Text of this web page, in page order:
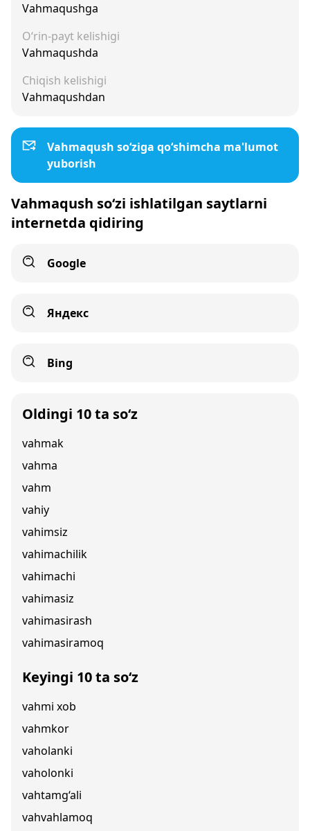
Vahmaqushga
O‘rin-payt kelishigi
Vahmaqushda
Chiqish kelishigi
Vahmaqushdan
Vahmaqush so‘ziga qo‘shimcha ma'lumot
yuborish
Vahmaqush so‘zi ishlatilgan saytlarni
internetda qidiring
Google
Яндекс
Bing
Oldingi 10 ta so‘z
vahmak
vahma
vahm
vahiy
vahimsiz
vahimachilik
vahimachi
vahimasiz
vahimasirash
vahimasiramoq
Keyingi 10 ta so‘z
vahmi xob
vahmkor
vaholanki
vaholonki
vahtamg‘ali
vahvahlamoq